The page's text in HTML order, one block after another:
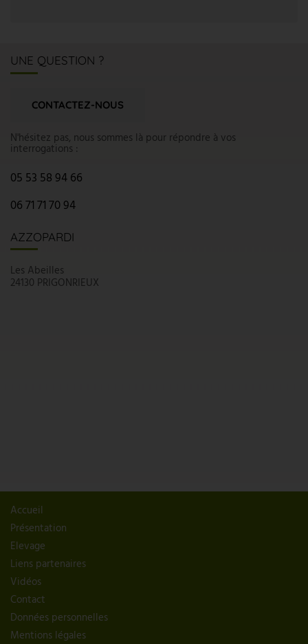
UNE QUESTION ?
CONTACTEZ-NOUS
N'hésitez pas, nous sommes là pour répondre à vos
interrogations :
05 53 58 94 66
06 71 71 70 94
AZZOPARDI
Les Abeilles
24130 PRIGONRIEUX
Accueil
Présentation
Elevage
Liens partenaires
Vidéos
Contact
Données personnelles
Mentions légales